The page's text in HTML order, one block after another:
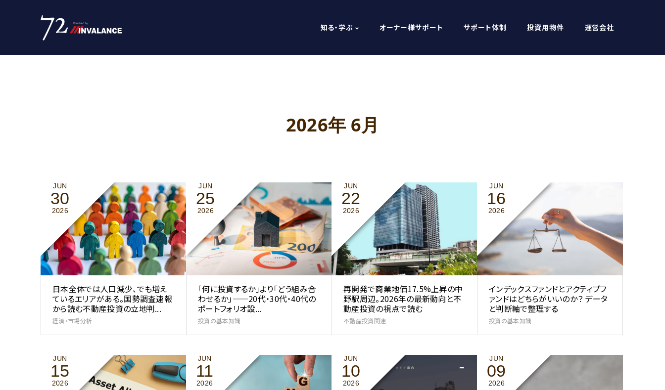
知る・学ぶ オーナー様サポート サポート体制 投資用物件 運営会社
2026年 6月
JUN
30
2026
日本全体では人口減少、でも増え
ているエリアがある。国勢調査速報
から読む不動産投資の立地判...
経済・市場分析
JUN
25
2026
「何に投資するか」より「どう組み合
わせるか」——20代・30代・40代の
ポートフォリオ設...
投資の基本知識
JUN
22
2026
再開発で商業地価17.5%上昇の中
野駅周辺。2026年の最新動向と不
動産投資の視点で読む
不動産投資関連
JUN
16
2026
インデックスファンドとアクティブフ
ァンドはどちらがいいのか？ データ
と判断軸で整理する
投資の基本知識
JUN
15
2026
JUN
11
2026
JUN
10
2026
JUN
09
2026